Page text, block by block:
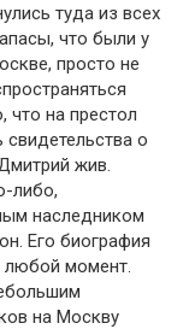
туда из всех
что были у
просто не
что на престол
о
жив.
либо,
наследником
Его биография
любой момент.
на Москву